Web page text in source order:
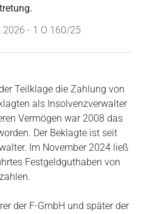
- 1 O 160/25
Teilklage die Zahlung von
als Insolvenzverwalter
Vermögen war 2008 das
Der Beklagte ist seit
Im November 2024 ließ
Festgeldguthaben von
der F-GmbH und später der